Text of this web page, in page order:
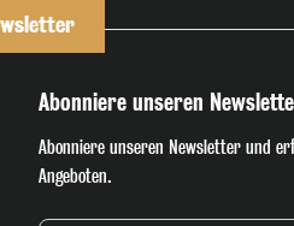
Abonniere unseren
Abonniere unseren Newsletter und
Angeboten.